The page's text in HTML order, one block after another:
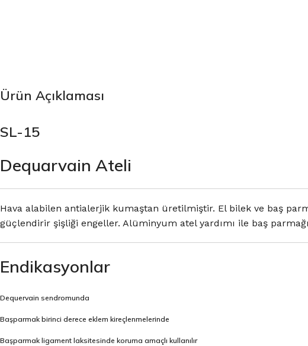
Ürün Açıklaması
SL-15
Dequarvain Ateli
Hava alabilen antialerjik kumaştan üretilmiştir. El bilek ve baş
güçlendirir şişliği engeller. Alüminyum atel yardımı ile baş
Endikasyonlar
Dequervain sendromunda
Başparmak birinci derece eklem kireçlenmelerinde
Başparmak ligament laksitesinde koruma amaçlı kullanılır